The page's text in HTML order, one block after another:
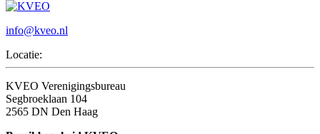
info@kveo.nl
Locatie:
KVEO Verenigingsbureau
Segbroeklaan 104
2565 DN Den Haag